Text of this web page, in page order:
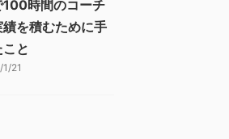
100時間のコーチ
績を積むために手
と
21